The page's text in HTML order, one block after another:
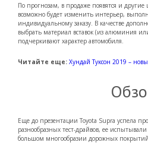
По прогнозам, в продаже появятся и
возможно будет изменить интерьер,
индивидуальному заказу. В качестве
выбрать материал вставок (из алюминия
подчеркивают характер автомобиля.
Читайте еще: Хундай Туксон 2019 –
Еще до презентации Toyota Supra успела
разнообразных тест-драйвов, ее
большом многообразии дорожных покрытий.